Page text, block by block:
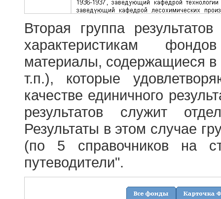
Вторая группа
характеристикам
материалы, содержащиеся в
т.п.), которые
качестве единичного
результатов служит
Результаты в этом случае
(по 5 справочников на
путеводители".